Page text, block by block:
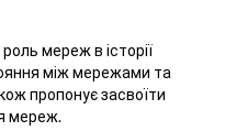
мереж в історії
між мережами та
пропонує засвоїти
мереж.